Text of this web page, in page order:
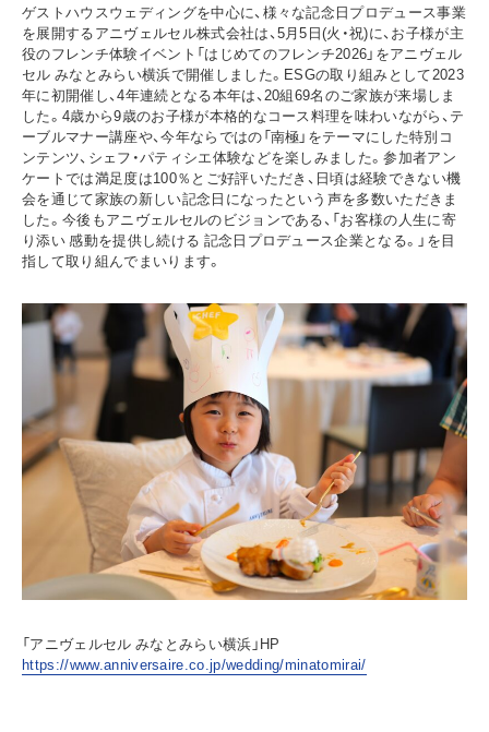
ゲストハウスウェディングを中心に、様々な記念日プロデュース事業
を展開するアニヴェルセル株式会社は、5月5日(火・祝)に、お子様が主
役のフレンチ体験イベント「はじめてのフレンチ2026」をアニヴェル
セル みなとみらい横浜で開催しました。ESGの取り組みとして2023
年に初開催し、4年連続となる本年は、20組69名のご家族が来場しま
した。4歳から9歳のお子様が本格的なコース料理を味わいながら、テ
ーブルマナー講座や、今年ならではの「南極」をテーマにした特別コ
ンテンツ、シェフ・パティシエ体験などを楽しみました。参加者アン
ケートでは満足度は100％とご好評いただき、日頃は経験できない機
会を通じて家族の新しい記念日になったという声を多数いただきま
した。今後もアニヴェルセルのビジョンである、「お客様の人生に寄
り添い 感動を提供し続ける 記念日プロデュース企業となる。」を目
指して取り組んでまいります。
「アニヴェルセル みなとみらい横浜」HP
https://www.anniversaire.co.jp/wedding/minatomirai/